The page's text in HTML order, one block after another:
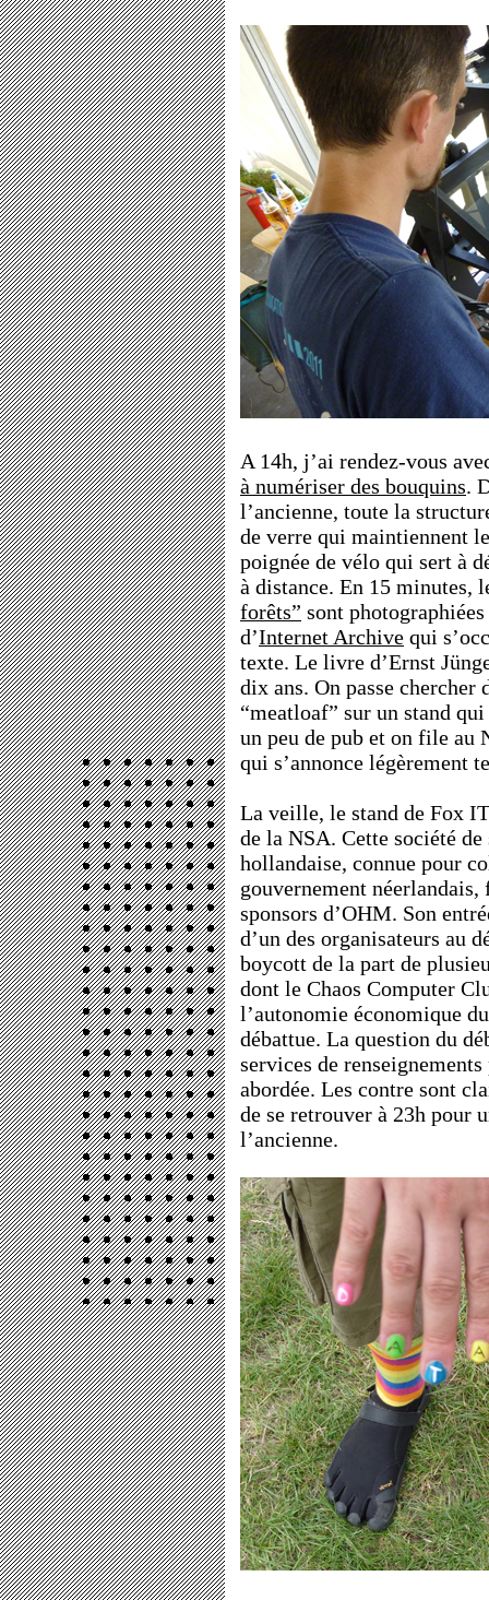
A 14h, j’ai rendez-vous
à numériser des bouquins.
l’ancienne, toute la
de verre qui maintiennent
poignée de vélo qui sert à
à distance. En 15 minutes,
forêts” sont
d’Internet Archive qui
texte. Le livre d’Ernst
dix ans. On passe chercher
“meatloaf” sur un stand
un peu de pub et on file au
qui s’annonce légèrement
La veille, le stand de Fox
de la NSA. Cette société
hollandaise, connue pour
gouvernement
sponsors d’OHM. Son
d’un des organisateurs au
boycott de la part de
dont le Chaos Computer
l’autonomie économique
débattue. La question du
services de
abordée. Les contre sont
de se retrouver à 23h pour
l’ancienne.